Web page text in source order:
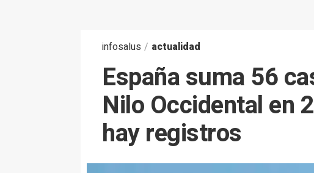
infosalus / actualidad
España suma 56
Nilo Occidental en
hay registros